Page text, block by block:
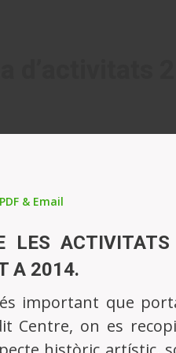
LES ACTIVITATS
A 2014.
important que
Centre, on es
106. Julio-
2021